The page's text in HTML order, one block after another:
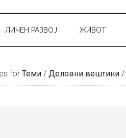
ЛИЧЕН РАЗВОЈ ЖИВОТ
for Теми / Деловни вештини /